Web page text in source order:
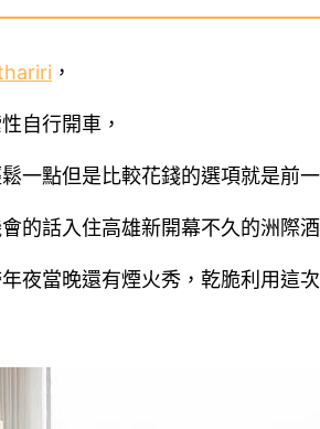
，
自行開車，
一點但是比較花錢的選項就是前
的話入住高雄新開幕不久的洲際酒
夜當晚還有煙火秀，乾脆利用這